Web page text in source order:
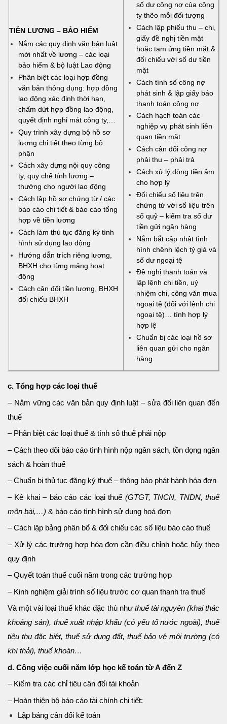
TIỀN LƯƠNG – BẢO HIỂM
Nắm các quy định văn bản luật
mới nhất về lương – các loại
bảo hiểm & bộ luật Lao động
Phân biệt các loại hợp đồng
văn bản thông dụng: hợp đồng
lao động xác định thời hạn,
chấm dứt hợp đồng lao động,
quyết định nghỉ mát công ty,…
Quy trình xây dựng bộ hồ sơ
lương chi tiết theo từng bộ
phận
Cách xây dựng nội quy công
ty, quy chế tính lương –
thưởng cho người lao động
Cách lập hồ sơ chứng từ / các
báo cáo chi tiết & báo cáo tổng
hợp về tiền lương
Cách làm thủ tục đăng ký tình
hình sử dụng lao động
Hướng dẫn trích riêng lương,
BHXH cho từng mảng hoạt
động
Cách cân đối tiền lương, BHXH
đối chiếu BHXH
số dư công nợ của công
ty thẽo mỗi đối tượng
Cách lập phiếu thu – chi,
giấy đề nghị tiền mặt
hoặc tạm ứng tiền mặt &
đối chiếu với số dư tiền
mặt
Cách tính số công nợ
phát sinh & lập giấy báo
thanh toán công nợ
Cách hạch toán các
nghiệp vụ phát sinh liên
quan tiền mặt
Cách cân đối công nợ
phải thu – phải trả
Cách xử lý dòng tiền âm
cho hợp lý
Đối chiếu số liệu trên
chứng từ với số liệu trên
sổ quỹ – kiểm tra số dư
tiền gửi ngân hàng
Nắm bắt cập nhật tình
hình chênh lệch tỷ giá và
số dư ngoại tệ
Đề nghị thanh toán và
lập lệnh chi tiền, uỷ
nhiệm chi, công văn mua
ngoại tệ (đối với lệnh chi
ngoại tệ)… tính hợp lý
hợp lệ
Chuẩn bị các loại hồ sơ
liên quan gửi cho ngân
hàng
c. Tổng hợp các loại thuế
– Nắm vững các văn bản quy định luật – sửa đổi liên quan đến
thuế
– Phân biệt các loại thuế & tính số thuế phải nộp
– Cách theo dõi báo cáo tình hình nộp ngân sách, tồn đọng ngân
sách & hoàn thuế
– Chuẩn bị thủ tục đăng ký thuế – thông báo phát hành hóa đơn
– Kê khai – báo cáo các loại thuế (GTGT, TNCN, TNDN, thuế
môn bài,…) & báo cáo tình hình sử dụng hoá đơn
– Cách lập bảng phân bổ & đối chiếu các số liệu báo cáo thuế
– Xử lý các trường hợp hóa đơn cần điều chỉnh hoặc hủy theo
quy định
– Quyết toán thuế cuối năm trong các trường hợp
– Kinh nghiệm giải trình số liệu trước cơ quan thanh tra thuế
Và một vài loại thuế khác đặc thù nhưthuế tài nguyên (khai thác
khoáng sản), thuế xuất nhập khẩu (có yếu tố nước ngoài), thuế
tiêu thụ đặc biệt, thuế sử dụng đất, thuế bảo vệ môi trường (có
khí thải), thuế khoán…
d. Công việc cuối năm lớp học kế toán từ A đến Z
– Kiểm tra các chỉ tiêu cân đối tài khoản
– Hoàn thiện bộ báo cáo tài chính chi tiết:
Lập bảng cân đối kế toán